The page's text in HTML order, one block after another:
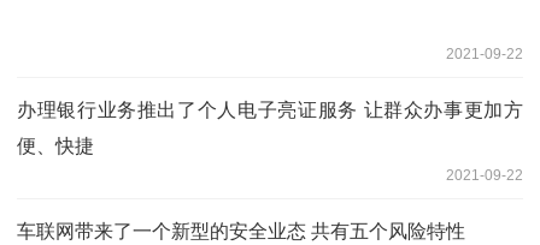
2021-09-22
办理银行业务推出了个人电子亮证服务 让群众办事更加方
便、快捷
2021-09-22
车联网带来了一个新型的安全业态 共有五个风险特性